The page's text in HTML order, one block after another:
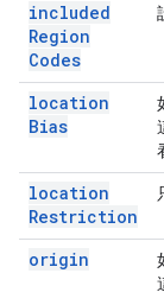
included
Region
Codes
location
Bias
location
Restriction
origin